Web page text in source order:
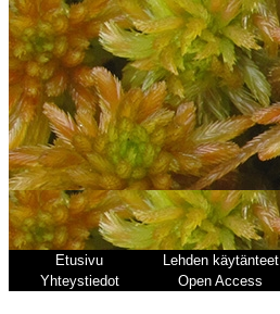
Etusivu Lehden käytänteet
Yhteystiedot
Open Access